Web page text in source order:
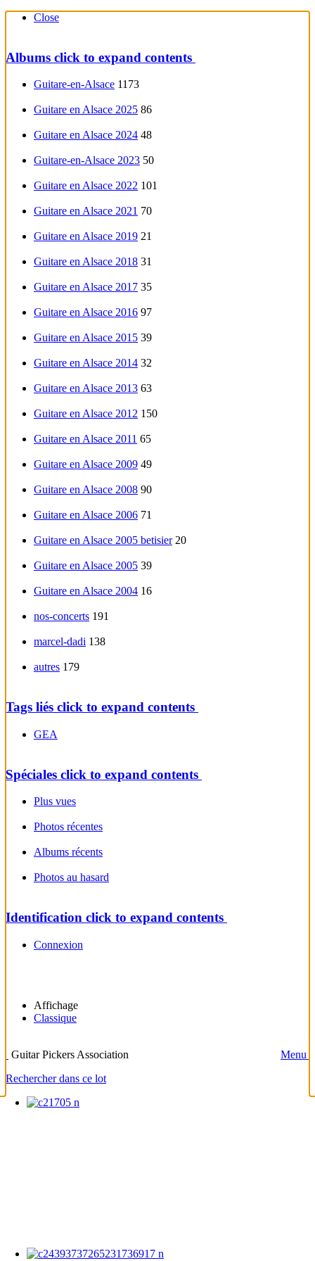
Close
Albums click to expand contents
Guitare-en-Alsace 1173
Guitare en Alsace 2025 86
Guitare en Alsace 2024 48
Guitare-en-Alsace 2023 50
Guitare en Alsace 2022 101
Guitare en Alsace 2021 70
Guitare en Alsace 2019 21
Guitare en Alsace 2018 31
Guitare en Alsace 2017 35
Guitare en Alsace 2016 97
Guitare en Alsace 2015 39
Guitare en Alsace 2014 32
Guitare en Alsace 2013 63
Guitare en Alsace 2012 150
Guitare en Alsace 2011 65
Guitare en Alsace 2009 49
Guitare en Alsace 2008 90
Guitare en Alsace 2006 71
Guitare en Alsace 2005 betisier 20
Guitare en Alsace 2005 39
Guitare en Alsace 2004 16
nos-concerts 191
marcel-dadi 138
autres 179
Tags liés click to expand contents
GEA
Spéciales click to expand contents
Plus vues
Photos récentes
Albums récents
Photos au hasard
Identification click to expand contents
Connexion
Affichage
Classique
Guitar Pickers Association
Menu
Rechercher dans ce lot